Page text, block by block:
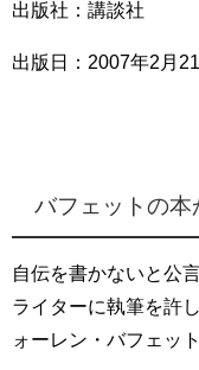
出版社：講談社
出版日：2007年2月21
バフェットの
自伝を書かないと公
ライターに執筆を許
ォーレン・バフェット